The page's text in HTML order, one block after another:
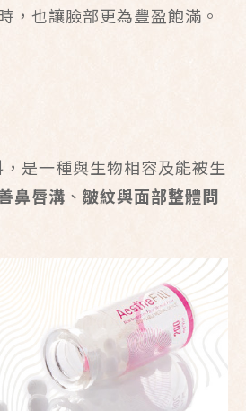
，也讓臉部更為豐盈飽滿。
是一種與生物相容及能被生
鼻唇溝 、 皺紋與面部整體問